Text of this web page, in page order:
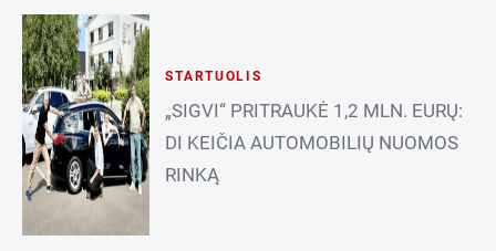
STARTUOLIS
„SIGVI“ PRITRAUKĖ 1,2 MLN. EURŲ:
DI KEIČIA AUTOMOBILIŲ NUOMOS
RINKĄ